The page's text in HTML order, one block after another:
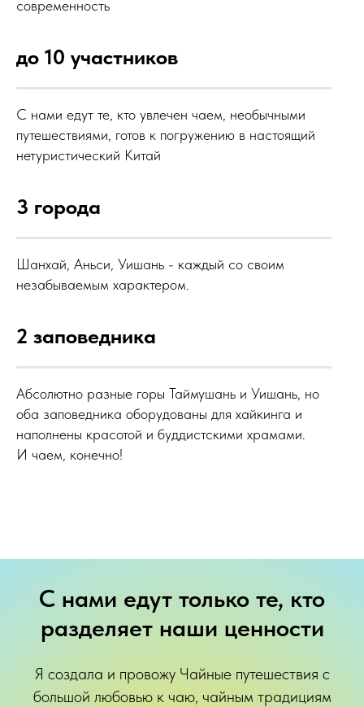
современность
до 10 участников
С нами едут те, кто увлечен чаем, необычными
путешествиями, готов к погружению в настоящий
нетуристический Китай
3 города
Шанхай, Аньси, Уишань - каждый со своим
незабываемым характером.
2 заповедника
Абсолютно разные горы Таймушань и Уишань, но
оба заповедника оборудованы для хайкинга и
наполнены красотой и буддистскими храмами.
И чаем, конечно!
С нами едут только те, кто
разделяет наши ценности
Я создала и провожу Чайные путешествия с
большой любовью к чаю, чайным традициям